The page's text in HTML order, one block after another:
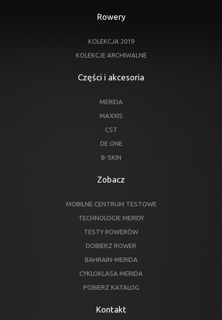
Rowery
KOLEKCJA 2019
KOLEKCJE ARCHIWALNE
Części i akcesoria
MERIDA
MAXXIS
CST
DE ONE
B-SKIN
Zobacz
MOBILNE CENTRUM TESTOWE
TECHNOLOGIE MERIDY
TESTY ROWERÓW
DOBIERZ ROWER
BAHRAIN-MERIDA
CYKLOKLASA MERIDA
POBIERZ KATALOG
Kontakt